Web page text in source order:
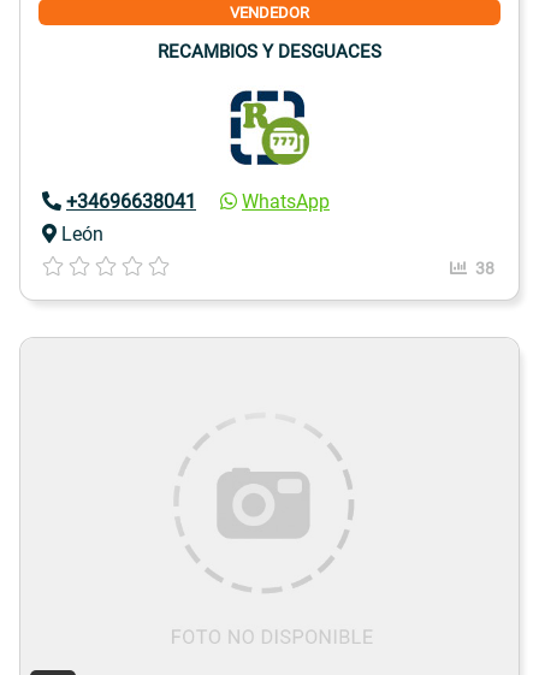
VENDEDOR
RECAMBIOS Y DESGUACES
+34696638041
WhatsApp
León
38